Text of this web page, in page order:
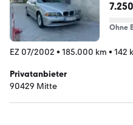
Ohne
EZ 07/2002 • 185.000 km • 142
Privatanbieter
90429 Mitte